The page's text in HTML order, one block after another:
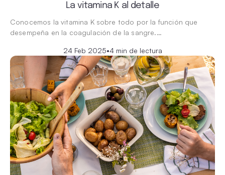
La vitamina K al detalle
Conocemos la vitamina K sobre todo por la función que
desempeña en la coagulación de la sangre.…
24 Feb 2025•4 min de lectura